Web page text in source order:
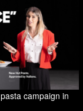
campaign in